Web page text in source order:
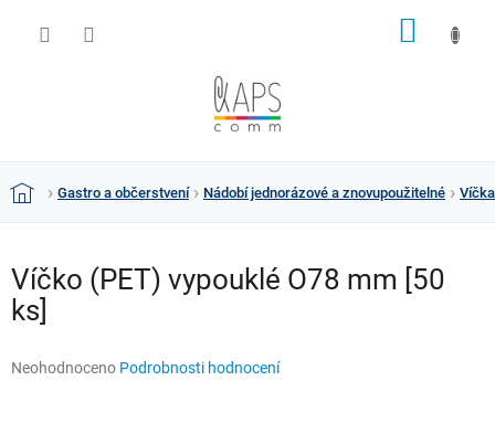
DomůGastro a občerstvení Nádobí jednorázové a znovupoužitelné Víčka
Víčko (PET) vypouklé O78 mm [50
ks]
Průměrné
Neohodnoceno Podrobnosti hodnocení